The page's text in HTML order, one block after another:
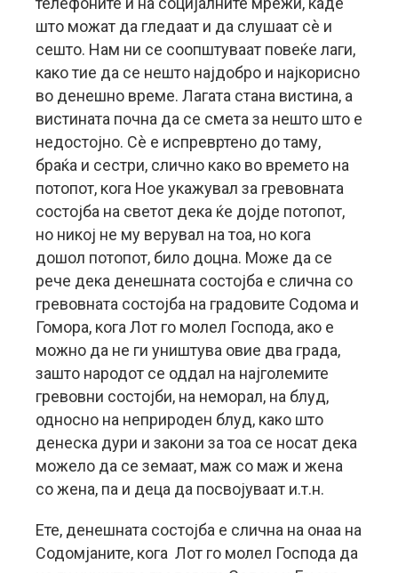
што можат да гледаат и да слушаат сè и
сешто. Нам ни се соопштуваат повеќе лаги,
како тие да се нешто најдобро и најкорисно
во денешно време. Лагата стана вистина, а
вистината почна да се смета за нешто што е
недостојно. Сè е испревртено до таму,
браќа и сестри, слично како во времето на
потопот, кога Ное укажувал за гревовната
состојба на светот дека ќе дојде потопот,
но никој не му верувал на тоа, но кога
дошол потопот, било доцна. Може да се
рече дека денешната состојба е слична со
гревовната состојба на градовите Содома и
Гомора, кога Лот го молел Господа, ако е
можно да не ги уништува овие два града,
зашто народот се оддал на најголемите
гревовни состојби, на неморал, на блуд,
односно на неприроден блуд, како што
денеска дури и закони за тоа се носат дека
можело да се земаат, маж со маж и жена
со жена, па и деца да посвојуваат и.т.н.
Ете, денешната состојба е слична на онаа на
Содомјаните, кога Лот го молел Господа да